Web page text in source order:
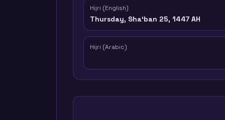
Hijri (English)
Thursday, Shaʻban 25, 1447 AH
Hijri (Arabic)